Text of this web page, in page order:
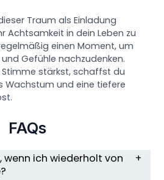
Traum als Einladung
Achtsamkeit in dein Leben zu
einen Moment, um
Gefühle nachzudenken.
Stimme stärkst, schaffst du
Wachstum und eine tiefere
FAQs
wenn ich wiederholt von